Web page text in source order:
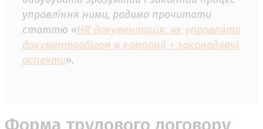
управління ними, радимо прочитати
статтю «HR документація: як управляти
документообігом в компанії + законодавчі
аспекти».